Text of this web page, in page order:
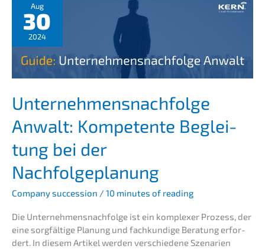
risks
&A
Aug
30
2024
Unternehmens­nachfolge
Anwalt: Kompe­ten­te Beglei­
tung bei der
Nachfolgeplanung
Compa­ny succes­si­on / 10 minutes of reading
Die Unternehmens­nachfolge ist ein komple­xer Prozess, der
eine sorgfäl­ti­ge Planung und fachkun­di­ge Beratung erfor­
dert. In diesem Artikel werden verschie­de­ne Szenarien